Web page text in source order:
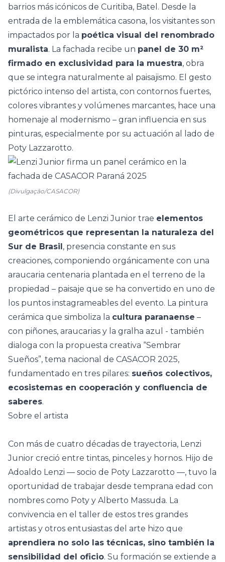
barrios más icónicos de Curitiba, Batel. Desde la
entrada de la emblemática casona, los visitantes son
impactados por la poética visual del renombrado
muralista. La fachada recibe un panel de 30 m²
firmado en exclusividad para la muestra, obra
que se integra naturalmente al paisajismo. El gesto
pictórico intenso del artista, con contornos fuertes,
colores vibrantes y volúmenes marcantes, hace una
homenaje al modernismo – gran influencia en sus
pinturas, especialmente por su actuación al lado de
Poty Lazzarotto.
(Divulgação/CASACOR)
El arte cerámico de Lenzi Junior trae elementos
geométricos que representan la naturaleza del
Sur de Brasil, presencia constante en sus
creaciones, componiendo orgánicamente con una
araucaria centenaria plantada en el terreno de la
propiedad – paisaje que se ha convertido en uno de
los puntos instagrameables del evento. La pintura
cerámica que simboliza la cultura paranaense –
con piñones, araucarias y la gralha azul - también
dialoga con la propuesta creativa “Sembrar
Sueños”, tema nacional de CASACOR 2025,
fundamentado en tres pilares: sueños colectivos,
ecosistemas en cooperación y confluencia de
saberes.
Sobre el artista
Con más de cuatro décadas de trayectoria, Lenzi
Junior creció entre tintas, pinceles y hornos. Hijo de
Adoaldo Lenzi — socio de Poty Lazzarotto —, tuvo la
oportunidad de trabajar desde temprana edad con
nombres como Poty y Alberto Massuda. La
convivencia en el taller de estos tres grandes
artistas y otros entusiastas del arte hizo que
aprendiera no solo las técnicas, sino también la
sensibilidad del oficio. Su formación se extiende a